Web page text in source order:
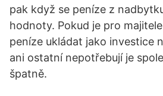
pak když se peníze z
hodnoty. Pokud je pro
peníze ukládat jako investice
ani ostatní nepotřebují je
špatně.